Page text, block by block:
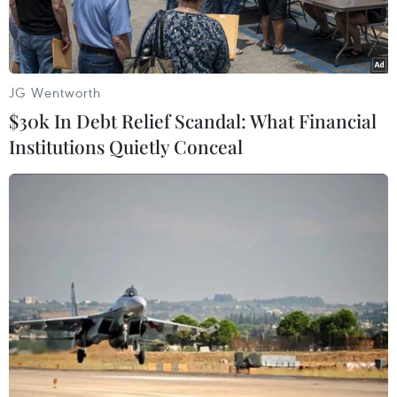
Nhằm đáp ứng nhu cầu đi lại tăng cao của hành
khách dịp cao điểm nghỉ lễ 30/4-1/5, Vietnam
Airlines và Jetstar Pacific sẽ cung ứng gần 1
triệu chỗ (xấp xỉ 4.700 chuyến bay) trên các
JG Wentworth
$30k In Debt Relief Scandal: What Financial
Institutions Quietly Conceal